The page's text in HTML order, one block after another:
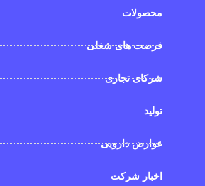
محصولات
فرصت های شغلی
شرکای تجاری
تولید
عوارض دارویی
اخبار شرکت